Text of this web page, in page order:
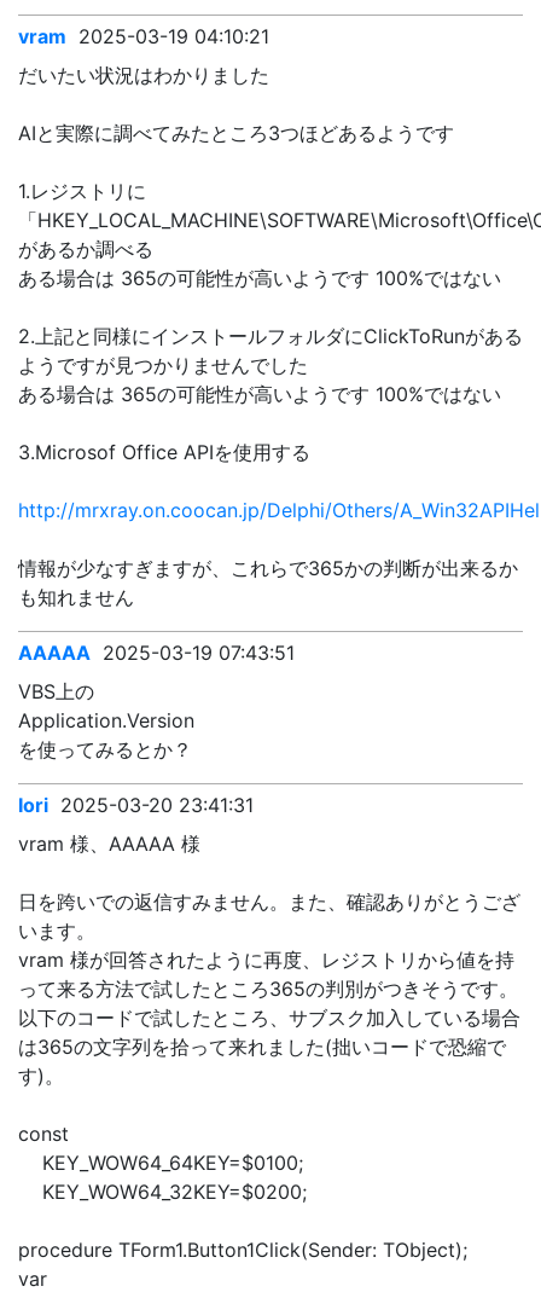
vram 2025-03-19 04:10:21
だいたい状況はわかりました
AIと実際に調べてみたところ3つほどあるようです
1.レジストリに
「
があるか調べる
ある場合は 365の可能性が高いようです 100%ではない
2.上記と同様にインストールフォルダにClickToRunがある
ようですが見つかりませんでした
ある場合は 365の可能性が高いようです 100%ではない
3.Microsof Office APIを使用する
http://mrxray.on.coocan.jp/Delphi/Others/
情報が少なすぎますが、これらで365かの判断が出来るか
も知れません
AAAAA 2025-03-19 07:43:51
VBS上の
Application.Version
を使ってみるとか？
Iori 2025-03-20 23:41:31
vram 様、AAAAA 様
日を跨いでの返信すみません。また、確認ありがとうござ
います。
vram 様が回答されたように再度、レジストリから値を持
って来る方法で試したところ365の判別がつきそうです。
以下のコードで試したところ、サブスク加入している場合
は365の文字列を拾って来れました(拙いコードで恐縮で
す)。
const
KEY_WOW64_64KEY=$0100;
KEY_WOW64_32KEY=$0200;
procedure TForm1.Button1Click(Sender: TObject);
var